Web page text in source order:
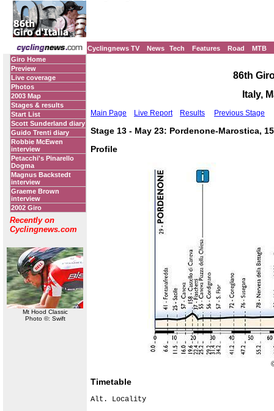
Cyclingnews TV News Tech Features Road
MTB
Giro Home
Preview
Live coverage
Photos
2003 Map
Stages & results
Start List
Scott Sunderland diary
Guido Trenti diary
Robbie McEwen
interview
Petacchi's Pinarello
Dogma
Magnus Backstedt
interview
Graeme Brown
interview
2002 Giro
Recently on
Cyclingnews.com
Mt Hood Classic
Photo ©: Swift
86th
Italy,
Main Page Live Report Results Previous Stage
Stage 13 - May 23: Pordenone-Marostica,
Profile
Timetable
Alt. Locality